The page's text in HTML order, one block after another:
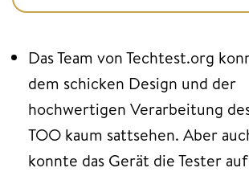
Das Team von Techtest.org
dem schicken Design und der
hochwertigen Verarbeitung
TOO kaum sattsehen. Aber
konnte das Gerät die Tester